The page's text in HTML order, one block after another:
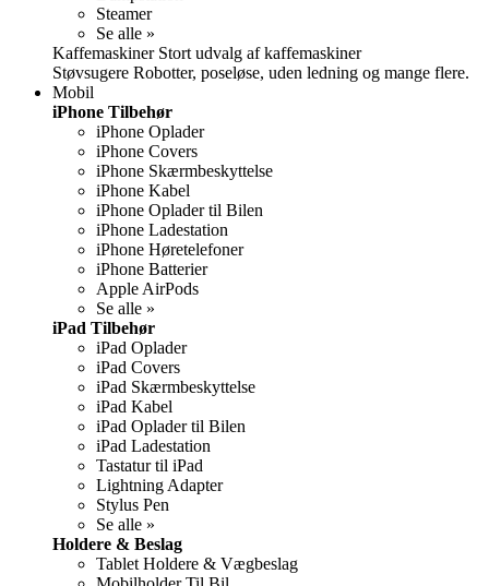
Steamer
Se alle »
Kaffemaskiner Stort udvalg af kaffemaskiner
Støvsugere Robotter, poseløse, uden ledning og mange flere.
Mobil
iPhone Tilbehør
iPhone Oplader
iPhone Covers
iPhone Skærmbeskyttelse
iPhone Kabel
iPhone Oplader til Bilen
iPhone Ladestation
iPhone Høretelefoner
iPhone Batterier
Apple AirPods
Se alle »
iPad Tilbehør
iPad Oplader
iPad Covers
iPad Skærmbeskyttelse
iPad Kabel
iPad Oplader til Bilen
iPad Ladestation
Tastatur til iPad
Lightning Adapter
Stylus Pen
Se alle »
Holdere & Beslag
Tablet Holdere & Vægbeslag